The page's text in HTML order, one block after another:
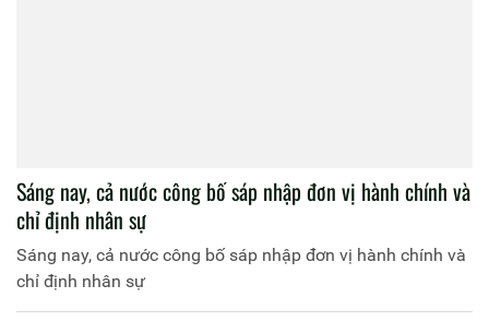
Sáng nay, cả nước công bố sáp nhập đơn vị hành chính và
chỉ định nhân sự
Sáng nay, cả nước công bố sáp nhập đơn vị hành chính và
chỉ định nhân sự